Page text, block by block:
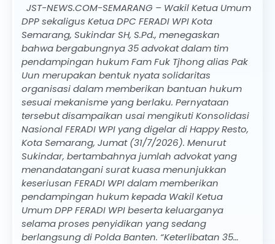
JST-NEWS.COM-SEMARANG – Wakil Ketua Umum
DPP sekaligus Ketua DPC FERADI WPI Kota
Semarang, Sukindar SH, S.Pd., menegaskan
bahwa bergabungnya 35 advokat dalam tim
pendampingan hukum Fam Fuk Tjhong alias Pak
Uun merupakan bentuk nyata solidaritas
organisasi dalam memberikan bantuan hukum
sesuai mekanisme yang berlaku. Pernyataan
tersebut disampaikan usai mengikuti Konsolidasi
Nasional FERADI WPI yang digelar di Happy Resto,
Kota Semarang, Jumat (31/7/2026). Menurut
Sukindar, bertambahnya jumlah advokat yang
menandatangani surat kuasa menunjukkan
keseriusan FERADI WPI dalam memberikan
pendampingan hukum kepada Wakil Ketua
Umum DPP FERADI WPI beserta keluarganya
selama proses penyidikan yang sedang
berlangsung di Polda Banten. “Keterlibatan 35…